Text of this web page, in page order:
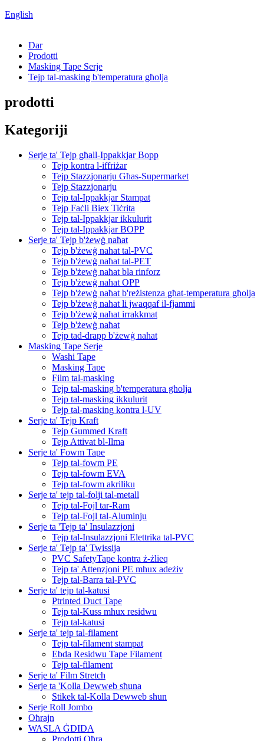
English
Dar
Prodotti
Masking Tape Serje
Tejp tal-masking b'temperatura għolja
prodotti
Kategoriji
Serje ta' Tejp għall-Ippakkjar Bopp
Tejp kontra l-iffriżar
Tejp Stazzjonarju Għas-Supermarket
Tejp Stazzjonarju
Tejp tal-Ippakkjar Stampat
Tejp Faċli Biex Tiċrita
Tejp tal-Ippakkjar ikkulurit
Tejp tal-Ippakkjar BOPP
Serje ta' Tejp b'żewġ naħat
Tejp b'żewġ naħat tal-PVC
Tejp b'żewġ naħat tal-PET
Tejp b'żewġ naħat bla rinforz
Tejp b'żewġ naħat OPP
Tejp b'żewġ naħat b'reżistenza għat-temperatura għolja
Tejp b'żewġ naħat li jwaqqaf il-fjammi
Tejp b'żewġ naħat irrakkmat
Tejp b'żewġ naħat
Tejp tad-drapp b'żewġ naħat
Masking Tape Serje
Washi Tape
Masking Tape
Film tal-masking
Tejp tal-masking b'temperatura għolja
Tejp tal-masking ikkulurit
Tejp tal-masking kontra l-UV
Serje ta' Tejp Kraft
Tejp Gummed Kraft
Tejp Attivat bl-Ilma
Serje ta' Fowm Tape
Tejp tal-fowm PE
Tejp tal-fowm EVA
Tejp tal-fowm akriliku
Serje ta' tejp tal-folji tal-metall
Tejp tal-Fojl tar-Ram
Tejp tal-Fojl tal-Aluminju
Serje ta 'Tejp ta' Insulazzjoni
Tejp tal-Insulazzjoni Elettrika tal-PVC
Serje ta' Tejp ta' Twissija
PVC SafetyTape kontra ż-żlieq
Tejp ta' Attenzjoni PE mhux adeżiv
Tejp tal-Barra tal-PVC
Serje ta' tejp tal-katusi
Ptrinted Duct Tape
Tejp tal-Kuss mhux residwu
Tejp tal-katusi
Serje ta' tejp tal-filament
Tejp tal-filament stampat
Ebda Residwu Tape Filament
Tejp tal-filament
Serje ta' Film Stretch
Serje ta 'Kolla Dewweb sħuna
Stikek tal-Kolla Dewweb sħun
Serje Roll Jombo
Oħrajn
WASLA ĠDIDA
Prodotti Oħra